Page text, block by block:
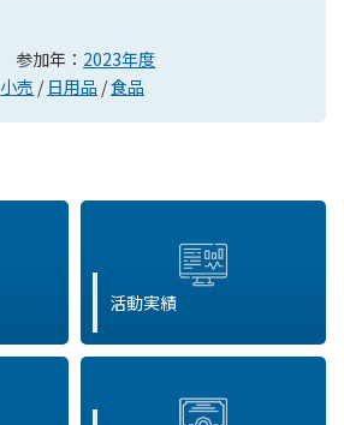
参加年： 2023年度
小売 / 日用品 /食品
活動実績